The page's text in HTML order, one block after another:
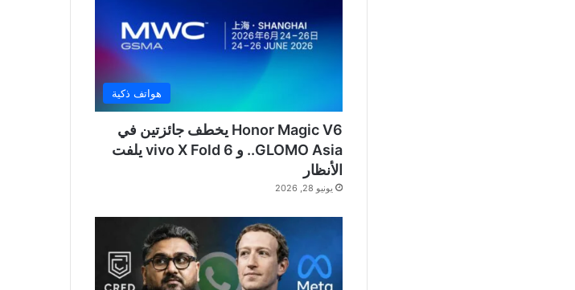
هواتف ذكية
Honor Magic V6 يخطف جائزتين في
GLOMO Asia.. و vivo X Fold 6 يلفت
الأنظار
يونيو 28, 2026